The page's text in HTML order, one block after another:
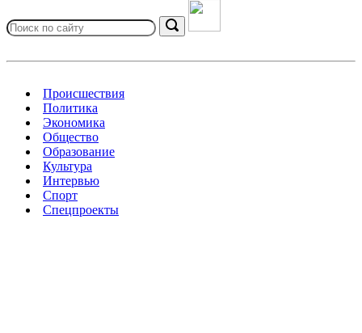
for:
Search
Происшествия
Политика
Экономика
Общество
Образование
Культура
Интервью
Спорт
Спецпроекты